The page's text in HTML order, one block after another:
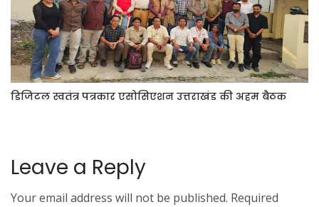
डिजिटल स्वतंत्र पत्रकार एसोसिएशन उत्तराखंड की अहम बैठक
Leave a Reply
Your email address will not be published. Required